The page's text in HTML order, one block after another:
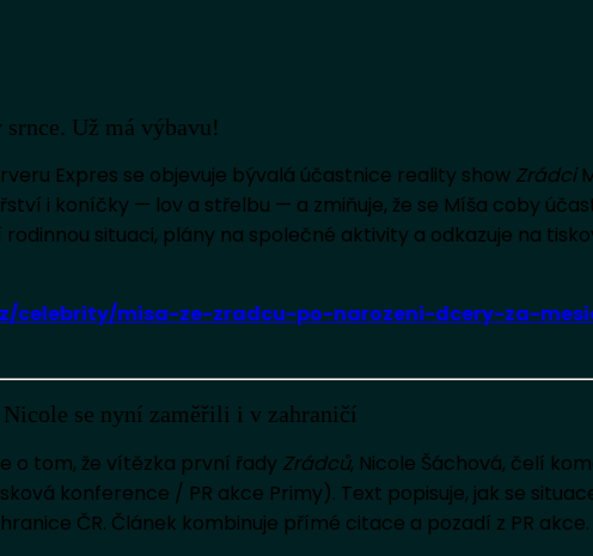
Už má výbavu!
Expres se objevuje bývalá účastnice reality show Zrádci
i koníčky — lov a střelbu — a zmiňuje, že se Míša coby
situaci, plány na společné aktivity a odkazuje na
celebrity/misa-ze-zradcu-po-narozeni-dcery-za-
Nicole se nyní zaměřili i v zahraničí
o tom, že vítězka první řady Zrádců, Nicole Šáchová, čelí
konference / PR akce Primy). Text popisuje, jak se
ČR. Článek kombinuje přímé citace a pozadí z PR akce.